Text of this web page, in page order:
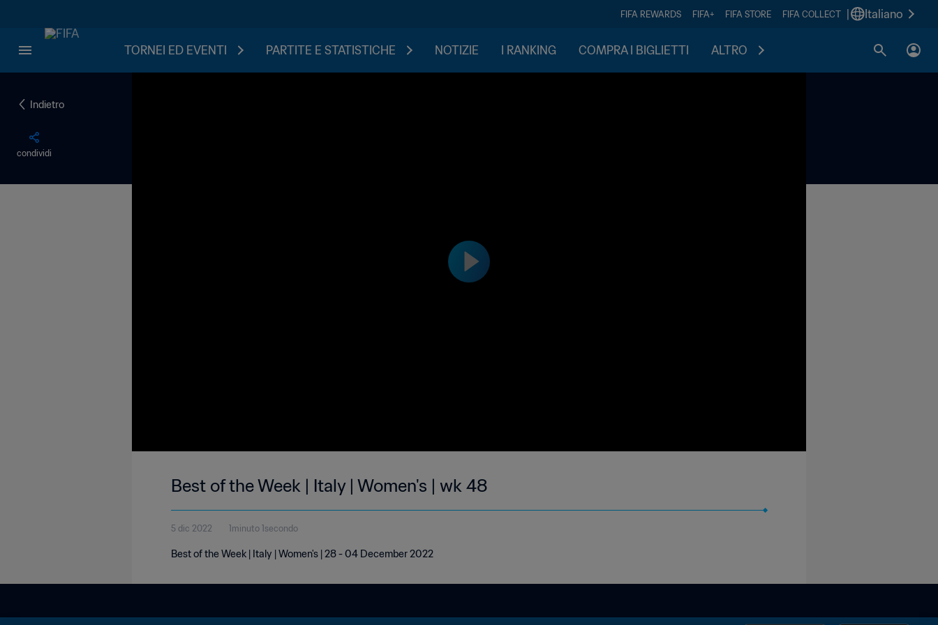
FIFA REWARDS FIFA+ FIFA STORE FIFA COLLECT Italiano
TORNEI ED EVENTI PARTITE E STATISTICHE NOTIZIE I RANKING COMPRA I BIGLIETTI ALTRO
Indietro
condividi
Best of the Week | Italy | Women's | wk 48
5 dic 2022 1minuto 1secondo
Best of the Week | Italy | Women's | 28 - 04 December 2022